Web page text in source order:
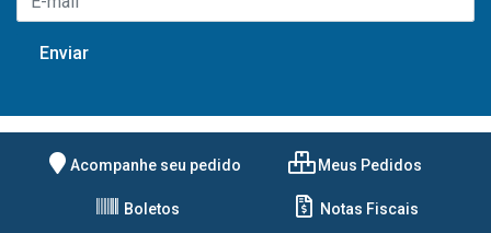
Acompanhe seu pedido Meus Pedidos
Boletos Notas Fiscais